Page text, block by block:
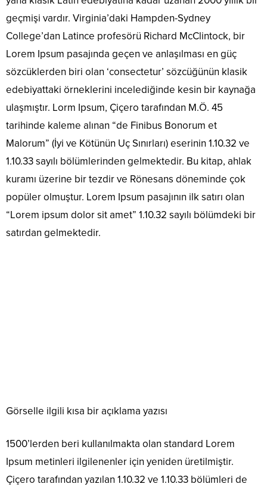
geçmişi vardır. Virginia’daki Hampden-Sydney
College’dan Latince profesörü Richard McClintock, bir
Lorem Ipsum pasajında geçen ve anlaşılması en güç
sözcüklerden biri olan ‘consectetur’ sözcüğünün klasik
edebiyattaki örneklerini incelediğinde kesin bir kaynağa
ulaşmıştır. Lorm Ipsum, Çiçero tarafından M.Ö. 45
tarihinde kaleme alınan “de Finibus Bonorum et
Malorum” (İyi ve Kötünün Uç Sınırları) eserinin 1.10.32 ve
1.10.33 sayılı bölümlerinden gelmektedir. Bu kitap, ahlak
kuramı üzerine bir tezdir ve Rönesans döneminde çok
popüler olmuştur. Lorem Ipsum pasajının ilk satırı olan
“Lorem ipsum dolor sit amet” 1.10.32 sayılı bölümdeki bir
satırdan gelmektedir.
Görselle ilgili kısa bir açıklama yazısı
1500’lerden beri kullanılmakta olan standard Lorem
Ipsum metinleri ilgilenenler için yeniden üretilmiştir.
Çiçero tarafından yazılan 1.10.32 ve 1.10.33 bölümleri de